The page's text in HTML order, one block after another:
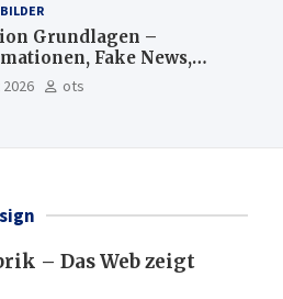
BILDER
Grundlagen –
Fake News,
Inhalte | dpa-
ots
– Das Web zeigt